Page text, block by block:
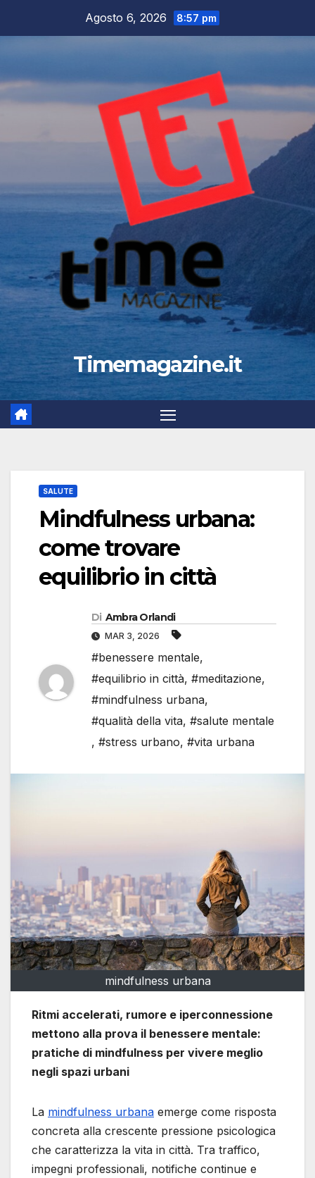
Agosto 6, 2026 8:57 pm
Timemagazine.it
SALUTE
Mindfulness urbana:
come trovare
equilibrio in città
Di Ambra Orlandi
MAR 3, 2026
#benessere mentale,
#equilibrio in città, #meditazione,
#mindfulness urbana,
#qualità della vita, #salute mentale
, #stress urbano, #vita urbana
mindfulness urbana
Ritmi accelerati, rumore e iperconnessione
mettono alla prova il benessere mentale:
pratiche di mindfulness per vivere meglio
negli spazi urbani
La mindfulness urbana emerge come risposta
concreta alla crescente pressione psicologica
che caratterizza la vita in città. Tra traffico,
impegni professionali, notifiche continue e